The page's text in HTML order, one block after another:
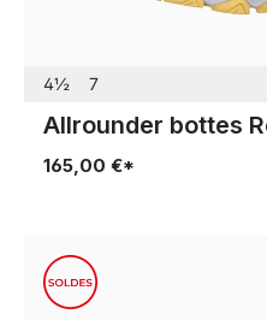
4½ 7
Allrounder bottes
165,00 €*